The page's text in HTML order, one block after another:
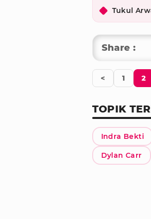
Tukul
Share :
< 1 2
TOPIK
Indra Bekti
Dylan Carr